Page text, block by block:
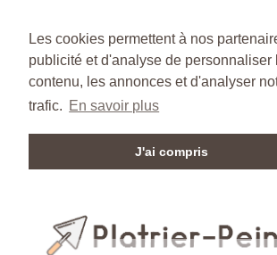
Les cookies permettent à nos
publicité et d'analyse de personnaliser
contenu, les annonces et d'analyser
trafic. En savoir plus
J'ai compris